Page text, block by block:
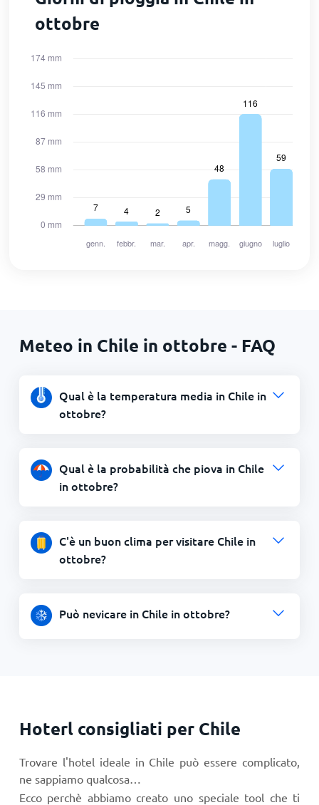
ottobre
Meteo in Chile in ottobre - FAQ
Qual è la temperatura media in Chile in
ottobre?
Qual è la probabilità che piova in Chile
in ottobre?
C'è un buon clima per visitare Chile in
ottobre?
Può nevicare in Chile in ottobre?
Hoterl consigliati per Chile
Trovare l'hotel ideale in Chile può essere complicato,
ne sappiamo qualcosa…
Ecco perchè abbiamo creato uno speciale tool che ti